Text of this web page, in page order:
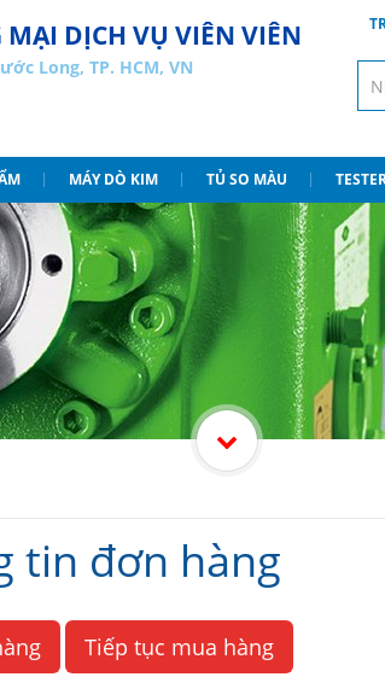
DỊCH VỤ VIÊN VIÊN
Long, TP. HCM, VN
MÁY DÒ KIM TỦ SO MÀU
tin đơn hàng
Tiếp tục mua hàng